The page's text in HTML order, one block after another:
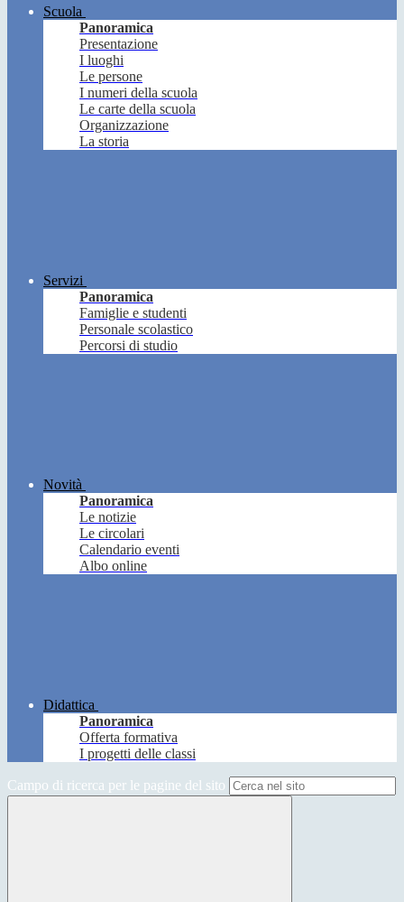
Scuola
Panoramica
Presentazione
I luoghi
Le persone
I numeri della scuola
Le carte della scuola
Organizzazione
La storia
Servizi
Panoramica
Famiglie e studenti
Personale scolastico
Percorsi di studio
Novità
Panoramica
Le notizie
Le circolari
Calendario eventi
Albo online
Didattica
Panoramica
Offerta formativa
I progetti delle classi
Campo di ricerca per le pagine del sito